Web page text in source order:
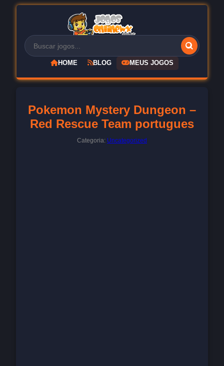
HOME BLOG MEUS JOGOS
Pokemon Mystery Dungeon –
Red Rescue Team portugues
Categoria: Uncategorized